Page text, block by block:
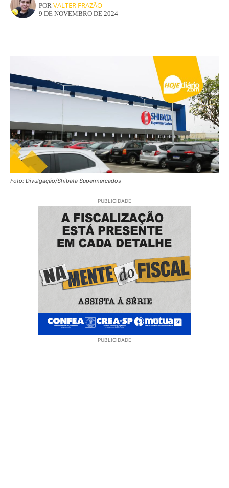
POR VALTER FRAZÃO
9 DE NOVEMBRO DE 2024
Foto: Divulgação/Shibata Supermercados
PUBLICIDADE
PUBLICIDADE